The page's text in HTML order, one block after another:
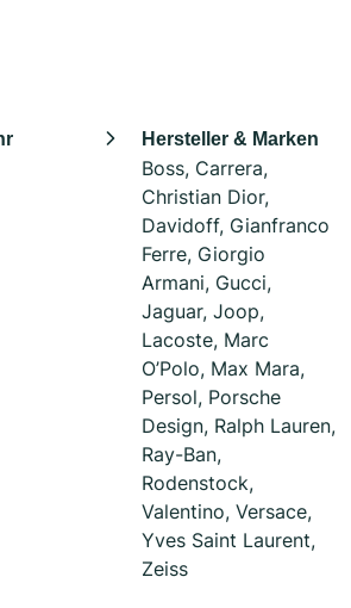
Hersteller & Marken
Boss, Carrera,
Christian Dior,
Davidoff, Gianfranco
Ferre, Giorgio
Armani, Gucci,
Jaguar, Joop,
Lacoste, Marc
O’Polo, Max Mara,
Persol, Porsche
Design, Ralph Lauren,
Ray-Ban,
Rodenstock,
Valentino, Versace,
Yves Saint Laurent,
Zeiss